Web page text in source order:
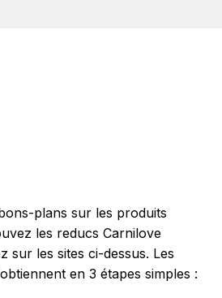
plans sur les produits
les reducs Carnilove
sur les sites ci-dessus. Les
en 3 étapes simples :